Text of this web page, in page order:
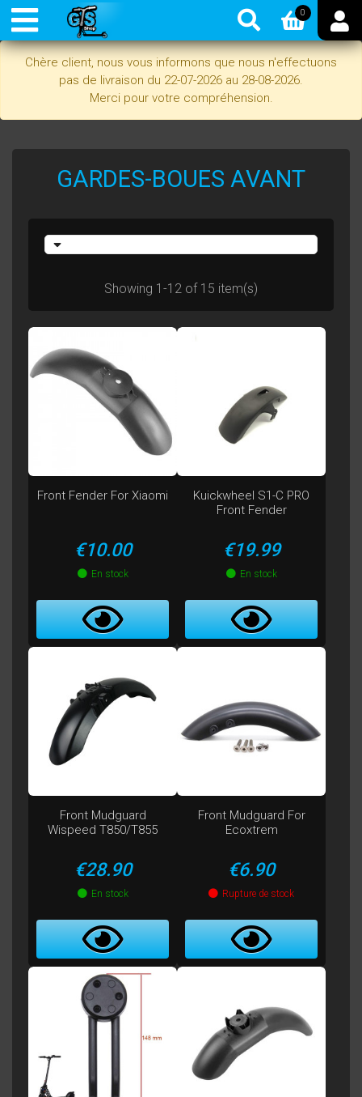
Chère client, nous vous informons que nous n'effectuons
pas de livraison du 22-07-2026 au 28-08-2026.
Merci pour votre compréhension.
0
GARDES-BOUES AVANT
Showing 1-12 of 15 item(s)
Front Fender For Xiaomi
Price
€10.00
En stock
Kuickwheel S1-C PRO
Front Fender
Price
€19.99
En stock
Front Mudguard
Wispeed T850/T855
Price
€28.90
En stock
Front Mudguard For
Ecoxtrem
Price
€6.90
Rupture de stock